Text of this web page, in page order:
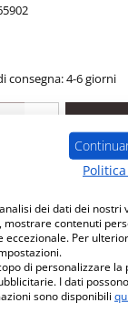
consegna: 4-6 giorni
sul prodotto
dei dati dei nostri
mostrare contenuti
eccezionale. Per
di personalizzare
I dati
sono disponibili qui